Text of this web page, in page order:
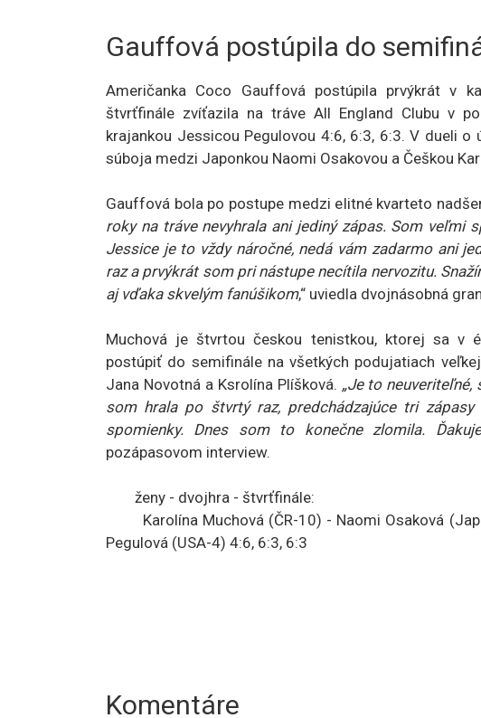
Gauffová postúpila do
Američanka Coco Gauffová postúpila prvýkrát v
štvrťfinále zvíťazila na tráve All England Clubu v
krajankou Jessicou Pegulovou 4:6, 6:3, 6:3. V dueli
súboja medzi Japonkou Naomi Osakovou a Češkou
Gauffová bola po postupe medzi elitné kvarteto
roky na tráve nevyhrala ani jediný zápas. Som veľmi
Jessice je to vždy náročné, nedá vám zadarmo ani
raz a prvýkrát som pri nástupe necítila nervozitu.
aj vďaka skvelým fanúšikom,“ uviedla dvojnásobná
Muchová je štvrtou českou tenistkou, ktorej sa v
postúpiť do semifinále na všetkých podujatiach
Jana Novotná a Ksrolína Plíšková. „Je to
som hrala po štvrtý raz, predchádzajúce tri
spomienky. Dnes som to konečne zlomila.
pozápasovom interview.
ženy - dvojhra - štvrťfinále:
Karolína Muchová (ČR-10) - Naomi Osaková
Pegulová (USA-4) 4:6, 6:3, 6:3
Komentáre